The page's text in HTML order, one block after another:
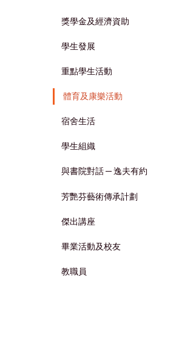
獎學金及經濟資助
學生發展
重點學生活動
體育及康樂活動
宿舍生活
學生組織
與書院對話 ─ 逸夫有約
芳艷芬藝術傳承計劃
傑出講座
畢業活動及校友
教職員